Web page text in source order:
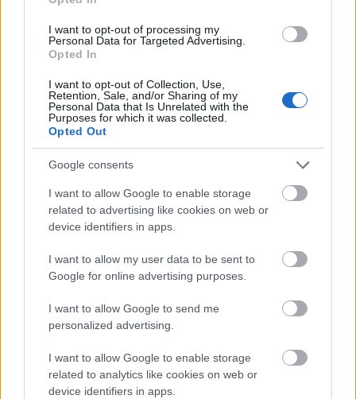
I want to opt-out of processing my
Personal Data for Targeted Advertising.
Opted In
I want to opt-out of Collection, Use,
Retention, Sale, and/or Sharing of my
Personal Data that Is Unrelated with the
Purposes for which it was collected.
Opted Out
Google consents
I want to allow Google to enable storage
related to advertising like cookies on web or
device identifiers in apps.
I want to allow my user data to be sent to
Google for online advertising purposes.
I want to allow Google to send me
personalized advertising.
I want to allow Google to enable storage
related to analytics like cookies on web or
device identifiers in apps.
Διαβάζονται αυτή τη στιγμή
Πυρόπληκτοι: Ποιοι δικαιούνται έως 6.000 ευρώ,
επιδότηση ενοικίου και στεγαστική συνδρομή
Ρεάλ Μαδρίτης - «Κλειδί» το γήπεδο
Πώς μπορείτε να βγείτε νωρίτερα στη σύνταξη
- Οι 3 κινήσεις που πρέπει να γίνουν εγκαίρως